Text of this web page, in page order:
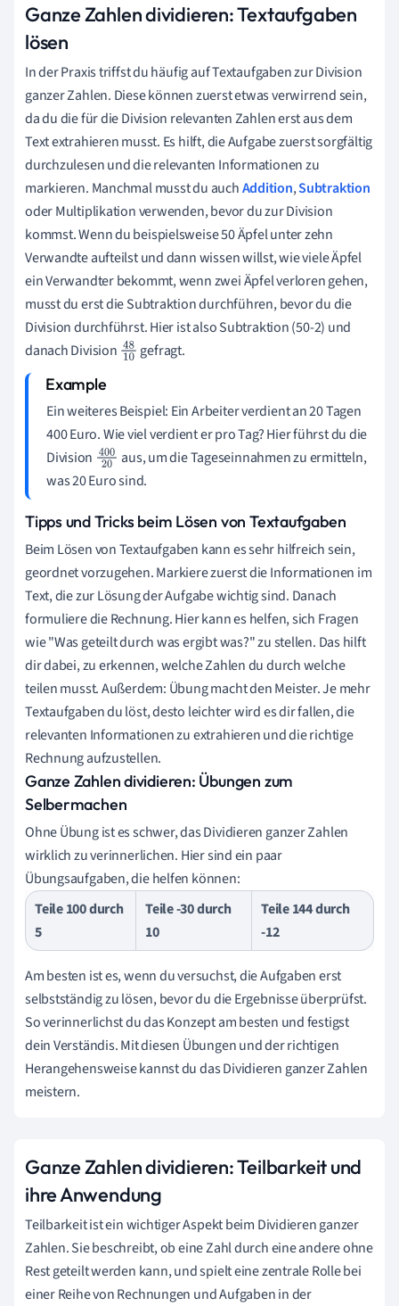
Ganze Zahlen dividieren: Textaufgaben
lösen
In der Praxis triffst du häufig auf Textaufgaben zur Division
ganzer Zahlen. Diese können zuerst etwas verwirrend sein,
da du die für die Division relevanten Zahlen erst aus dem
Text extrahieren musst. Es hilft, die Aufgabe zuerst sorgfältig
durchzulesen und die relevanten Informationen zu
markieren. Manchmal musst du auchAddition,Subtraktion
oder Multiplikation verwenden, bevor du zur Division
kommst. Wenn du beispielsweise 50 Äpfel unter zehn
Verwandte aufteilst und dann wissen willst, wie viele Äpfel
ein Verwandter bekommt, wenn zwei Äpfel verloren gehen,
musst du erst die Subtraktion durchführen, bevor du die
Division durchführst. Hier ist also Subtraktion (50-2) und
danach Division 48 gefragt.
Ein weiteres Beispiel: Ein Arbeiter verdient an 20 Tagen
400 Euro. Wie viel verdient er pro Tag? Hier führst du die
Division 400
20
aus, um die Tageseinnahmen zu ermitteln,
was 20 Euro sind.
Tipps und Tricks beim Lösen von Textaufgaben
Beim Lösen von Textaufgaben kann es sehr hilfreich sein,
geordnet vorzugehen. Markiere zuerst die Informationen im
Text, die zur Lösung der Aufgabe wichtig sind. Danach
formuliere die Rechnung. Hier kann es helfen, sich Fragen
wie "Was geteilt durch was ergibt was?" zu stellen. Das hilft
dir dabei, zu erkennen, welche Zahlen du durch welche
teilen musst. Außerdem: Übung macht den Meister. Je mehr
Textaufgaben du löst, desto leichter wird es dir fallen, die
relevanten Informationen zu extrahieren und die richtige
Rechnung aufzustellen.
Ganze Zahlen dividieren: Übungen zum
Selbermachen
Ohne Übung ist es schwer, das Dividieren ganzer Zahlen
wirklich zu verinnerlichen. Hier sind ein paar
Übungsaufgaben, die helfen können:
Teile 100 durch
5
Teile -30 durch
10
Teile 144 durch
-12
Am besten ist es, wenn du versuchst, die Aufgaben erst
selbstständig zu lösen, bevor du die Ergebnisse überprüfst.
So verinnerlichst du das Konzept am besten und festigst
dein Verständis. Mit diesen Übungen und der richtigen
Herangehensweise kannst du das Dividieren ganzer Zahlen
meistern.
Ganze Zahlen dividieren: Teilbarkeit und
ihre Anwendung
Teilbarkeit ist ein wichtiger Aspekt beim Dividieren ganzer
Zahlen. Sie beschreibt, ob eine Zahl durch eine andere ohne
Rest geteilt werden kann, und spielt eine zentrale Rolle bei
einer Reihe von Rechnungen und Aufgaben in der